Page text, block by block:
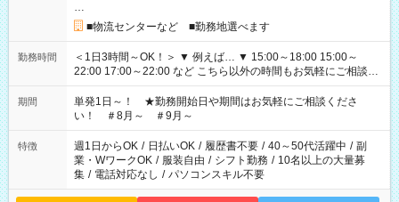
…
■物流センターなど ■勤務地選べます
勤務時間
＜1日3時間～OK！＞ ▼ 例えば… ▼ 15:00～18:00 15:00～
22:00 17:00～22:00 など こちら以外の時間もお気軽にご相談く
ださい！
期間
単発1日～！ ★勤務開始日や期間はお気軽にご相談くださ
い！ ＃8月～ ＃9月～
特徴 週1日からOK / 日払いOK / 履歴書不要 / 40～50代活躍中 / 副
業・WワークOK / 服装自由 / シフト勤務 / 10名以上の大量募
集 / 電話対応なし / パソコンスキル不要